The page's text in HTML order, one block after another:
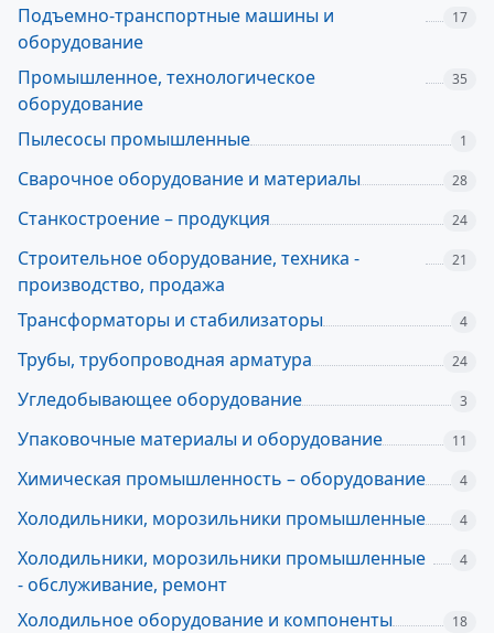
Подъемно-транспортные машины и
оборудование
17
Промышленное, технологическое
оборудование
35
Пылесосы промышленные 1
Сварочное оборудование и материалы 28
Станкостроение – продукция 24
Строительное оборудование, техника -
производство, продажа
21
Трансформаторы и стабилизаторы 4
Трубы, трубопроводная арматура 24
Угледобывающее оборудование 3
Упаковочные материалы и оборудование 11
Химическая промышленность – оборудование 4
Холодильники, морозильники промышленные 4
Холодильники, морозильники промышленные
- обслуживание, ремонт
4
Холодильное оборудование и компоненты 18